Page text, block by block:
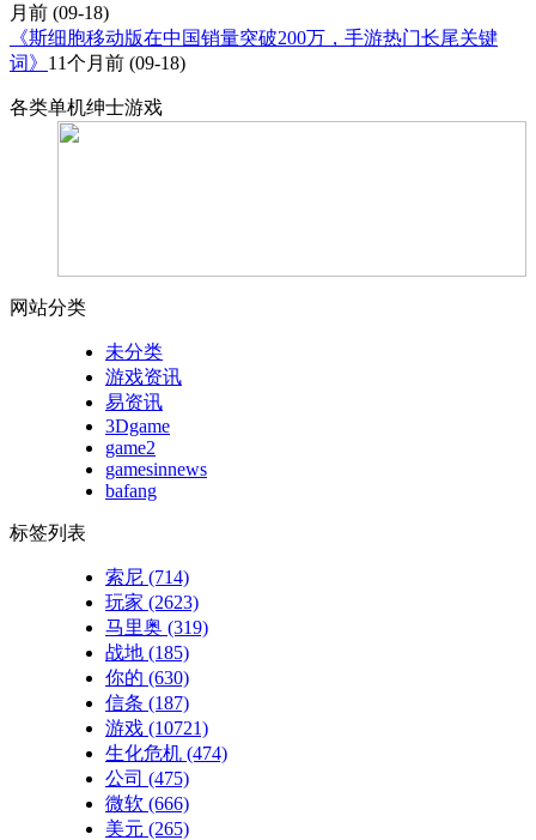
月前 (09-18)
《斯细胞移动版在中国销量突破200万，手游热门长尾关键
词》 11个月前 (09-18)
各类单机绅士游戏
网站分类
未分类
游戏资讯
易资讯
3Dgame
game2
gamesinnews
bafang
标签列表
索尼 (714)
玩家 (2623)
马里奥 (319)
战地 (185)
你的 (630)
信条 (187)
游戏 (10721)
生化危机 (474)
公司 (475)
微软 (666)
美元 (265)